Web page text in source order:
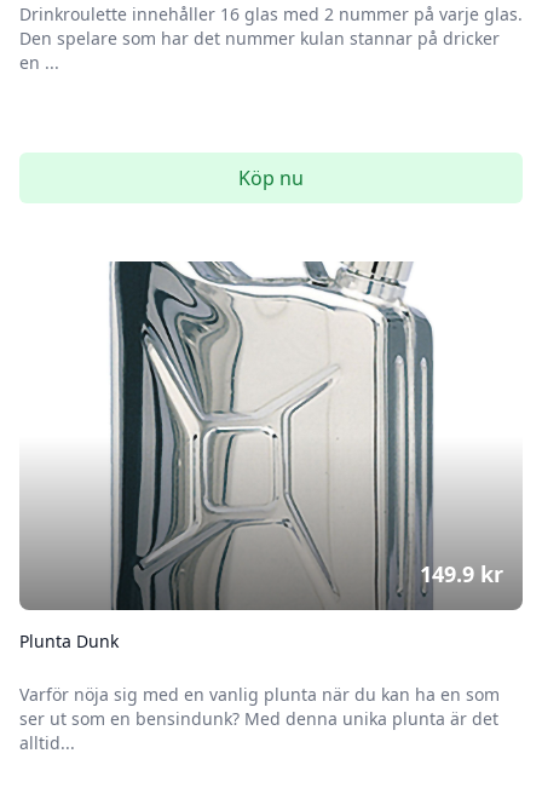
Drinkroulette innehåller 16 glas med 2 nummer på varje glas.
Den spelare som har det nummer kulan stannar på dricker
en ...
Köp nu
Plunta Dunk
Varför nöja sig med en vanlig plunta när du kan ha en som
ser ut som en bensindunk? Med denna unika plunta är det
alltid...
149.9 kr